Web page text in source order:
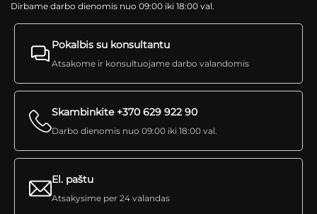
Dirbame darbo dienomis nuo 09:00 iki 18:00 val.
Pokalbis su konsultantu
Atsakome ir konsultuojame darbo valandomis
Skambinkite +370 629 922 90
Darbo dienomis nuo 09:00 iki 18:00 val.
El. paštu
Atsakysime per 24 valandas